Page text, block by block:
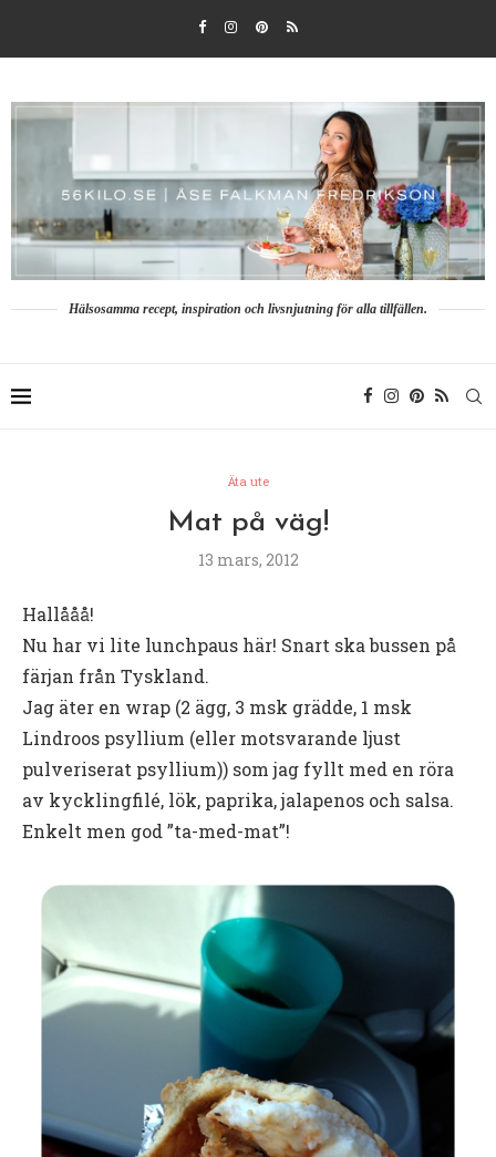
Hälsosamma recept, inspiration och livsnjutning för alla tillfällen.
Äta ute
Mat på väg!
13 mars, 2012
Hallååå!
Nu har vi lite lunchpaus här! Snart ska bussen på
färjan från Tyskland.
Jag äter en wrap (2 ägg, 3 msk grädde, 1 msk
Lindroos psyllium (eller motsvarande ljust
pulveriserat psyllium)) som jag fyllt med en röra
av kycklingfilé, lök, paprika, jalapenos och salsa.
Enkelt men god ”ta-med-mat”!